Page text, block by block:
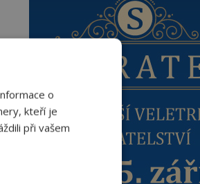
o
kteří je
při vašem